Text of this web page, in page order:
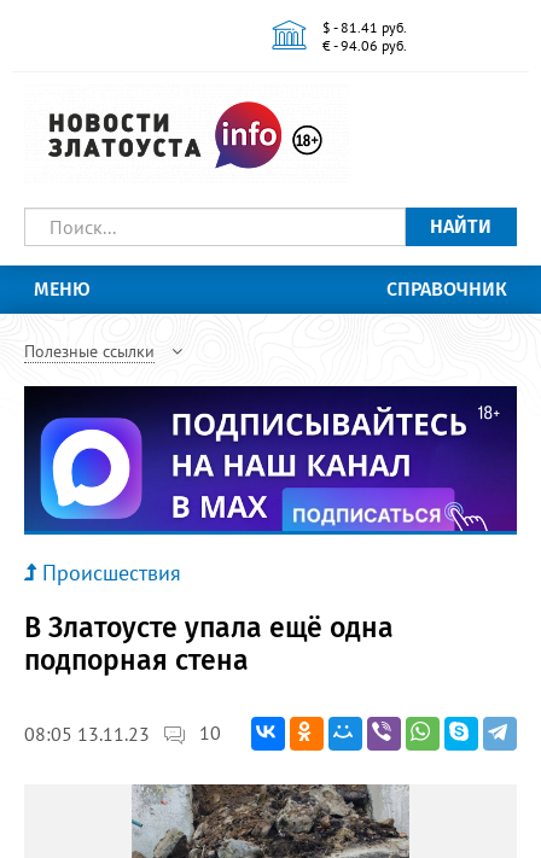
$ - 81.41 руб.
€ - 94.06 руб.
НАЙТИ
МЕНЮ СПРАВОЧНИК
Полезные ссылки
Происшествия
В Златоусте упала ещё одна
подпорная стена
08:05 13.11.23 10